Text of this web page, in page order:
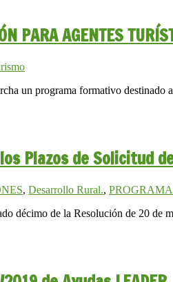
PARA AGENTES
un programa formativo destinado
los Plazos de Solicitud
, Desarrollo Rural.,
décimo de la Resolución de 20 de